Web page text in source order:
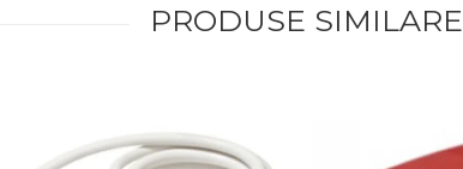
PRODUSE SIMILARE